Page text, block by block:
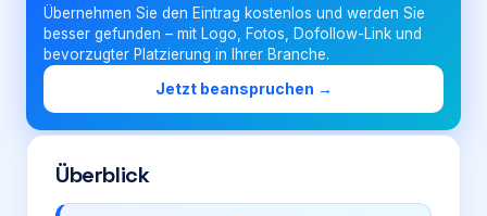
Firma eintragen
Übernehmen Sie den Eintrag kostenlos und werden Sie
besser gefunden – mit Logo, Fotos, Dofollow-Link und
bevorzugter Platzierung in Ihrer Branche.
Jetzt beanspruchen →
Überblick